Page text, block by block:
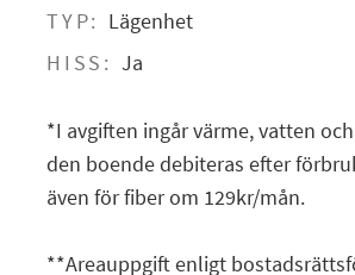
TYP: Lägenhet
HISS: Ja
*I avgiften ingår värme, vatten
den boende debiteras efter
även för fiber om 129kr/mån.
**Areauppgift enligt